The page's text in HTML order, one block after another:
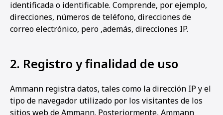
identificada o identificable. Comprende, por ejemplo,
direcciones, números de teléfono, direcciones de
correo electrónico, pero ,además, direcciones IP.
2. Registro y finalidad de uso
Ammann registra datos, tales como la dirección IP y el
tipo de navegador utilizado por los visitantes de los
sitios web de Ammann. Posteriormente, Ammann